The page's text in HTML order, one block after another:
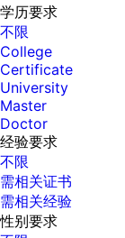
学历要求
不限
College
Certificate
University
Master
Doctor
经验要求
不限
需相关证书
需相关经验
性别要求